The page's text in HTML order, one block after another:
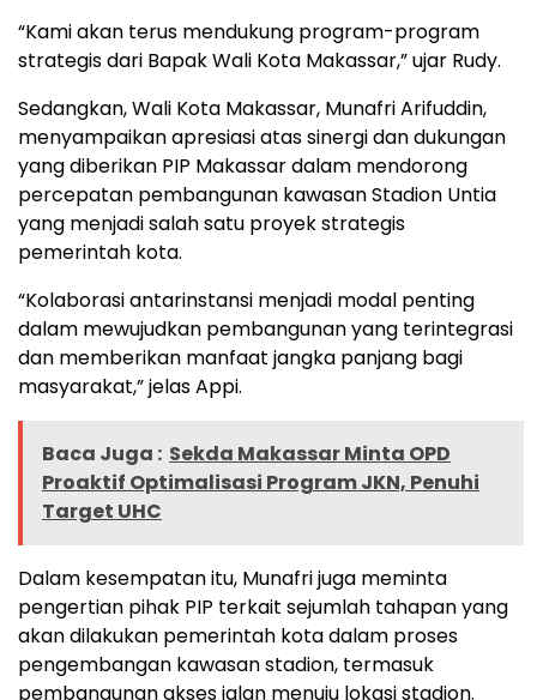
“Kami akan terus mendukung program-program
strategis dari Bapak Wali Kota Makassar,” ujar Rudy.
Sedangkan, Wali Kota Makassar, Munafri Arifuddin,
menyampaikan apresiasi atas sinergi dan dukungan
yang diberikan PIP Makassar dalam mendorong
percepatan pembangunan kawasan Stadion Untia
yang menjadi salah satu proyek strategis
pemerintah kota.
“Kolaborasi antarinstansi menjadi modal penting
dalam mewujudkan pembangunan yang terintegrasi
dan memberikan manfaat jangka panjang bagi
masyarakat,” jelas Appi.
Baca Juga : Sekda Makassar Minta OPD
Proaktif Optimalisasi Program JKN, Penuhi
Target UHC
Dalam kesempatan itu, Munafri juga meminta
pengertian pihak PIP terkait sejumlah tahapan yang
akan dilakukan pemerintah kota dalam proses
pengembangan kawasan stadion, termasuk
pembangunan akses jalan menuju lokasi stadion.